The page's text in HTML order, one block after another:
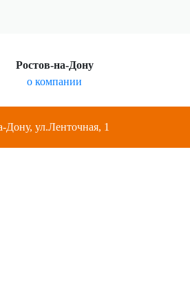
Ростов-на-Дону
о компании
Дону, ул.Ленточная, 1